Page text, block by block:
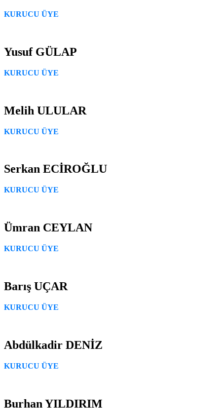
KURUCU ÜYE
Yusuf GÜLAP
KURUCU ÜYE
Melih ULULAR
KURUCU ÜYE
Serkan ECİROĞLU
KURUCU ÜYE
Ümran CEYLAN
KURUCU ÜYE
Barış UÇAR
KURUCU ÜYE
Abdülkadir DENİZ
KURUCU ÜYE
Burhan YILDIRIM